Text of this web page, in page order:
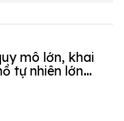
mô lớn, khai
tự nhiên lớn